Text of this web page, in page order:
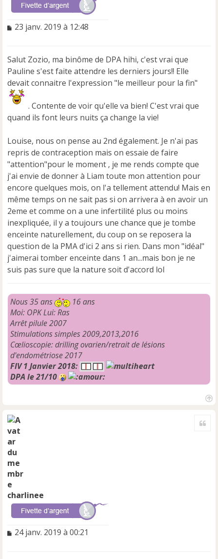
M
a
g
e
n
o
l
23 janv. 2019 à 12:48
Salut Zozio, ma binôme de DPA hihi, c'est vrai que
Pauline s'est faite attendre les derniers jours!! Elle
devait connaitre l'expression "le meilleur pour la fin"
. Contente de voir qu'elle va bien! C'est vrai que
quand ils font leurs nuits ça change la vie!
Louise, nous on pense au 2nd également. Je n'ai pas
repris de contraception mais on essaie de faire
"attention"pour le moment , je me rends compte que
j'ai envie de donner à Liam toute mon attention pour
encore quelques mois, on l'a tellement attendu! Mais en
même temps on ne sait pas si on arrivera à en avoir un
2eme et comme on a une infertilité plus ou moins
inexpliquée, il y a toujours une chance que je tombe
enceinte naturellement, du coup on se reposera la
question de la PMA d'ici 2 ans si rien. Dans mon "idéal"
j'aimerai tomber enceinte dans 1 an...mais bon je ne
suis pas sure que la nature soit d'accord lol
Nous 35 ans
16 ans
Moi: OPK Lui: Ras
Arrêt pilule 2007
Stimulations simples 2009,2013,2016
Cœlioscopie: drilling ovarien/retrait de lésions
d'endométriose 2017
FIV 1 Janvier 2018:
DPA le 21/10
charlinee
M
24 janv. 2019 à 00:21